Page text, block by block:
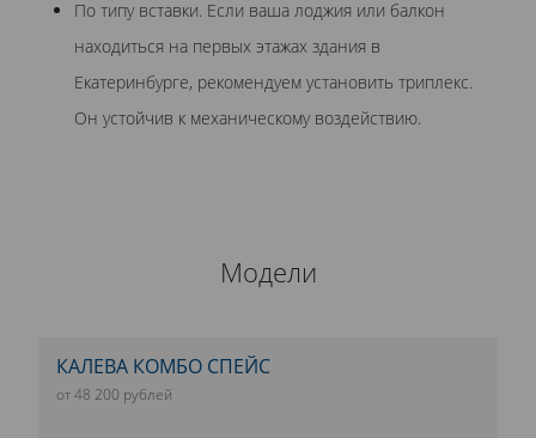
По типу вставки. Если ваша лоджия или балкон
находиться на первых этажах здания в
Екатеринбурге, рекомендуем установить триплекс.
Он устойчив к механическому воздействию.
Модели
КАЛЕВА КОМБО СПЕЙС
от 48 200 рублей